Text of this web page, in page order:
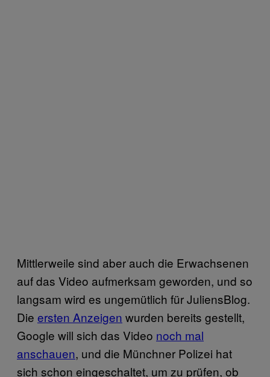
Mittlerweile sind aber auch die Erwachsenen
auf das Video aufmerksam geworden, und so
langsam wird es ungemütlich für JuliensBlog.
Die ersten Anzeigen wurden bereits gestellt,
Google will sich das Video noch mal
anschauen, und die Münchner Polizei hat
sich schon eingeschaltet, um zu prüfen, ob